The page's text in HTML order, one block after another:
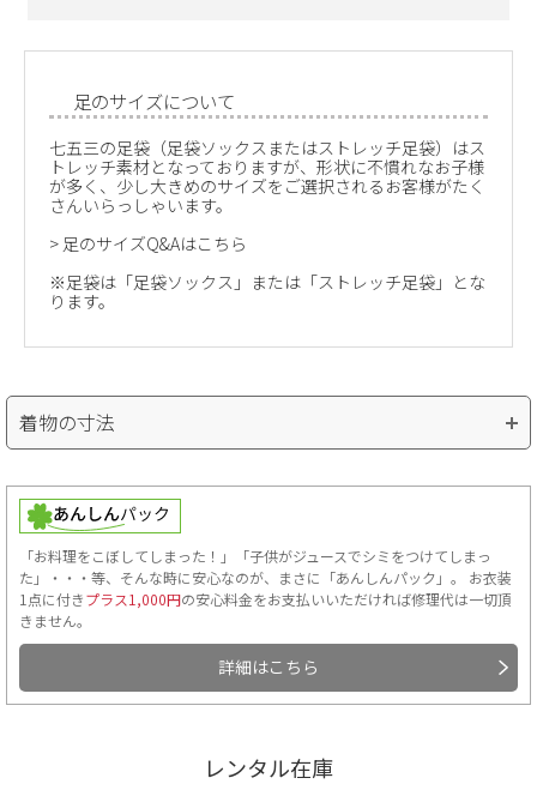
足のサイズについて
七五三の足袋（足袋ソックスまたはストレッチ足袋）はス
トレッチ素材となっておりますが、形状に不慣れなお子様
が多く、少し大きめのサイズをご選択されるお客様がたく
さんいらっしゃいます。
> 足のサイズQ&Aはこちら
※足袋は「足袋ソックス」または「ストレッチ足袋」とな
ります。
着物の寸法
「お料理をこぼしてしまった！」「子供がジュースでシミをつけてしまっ
た」・・・等、そんな時に安心なのが、まさに「あんしんパック」。 お衣装
1点に付きプラス1,000円の安心料金をお支払いいただければ修理代は一切頂
きません。
詳細はこちら
レンタル在庫